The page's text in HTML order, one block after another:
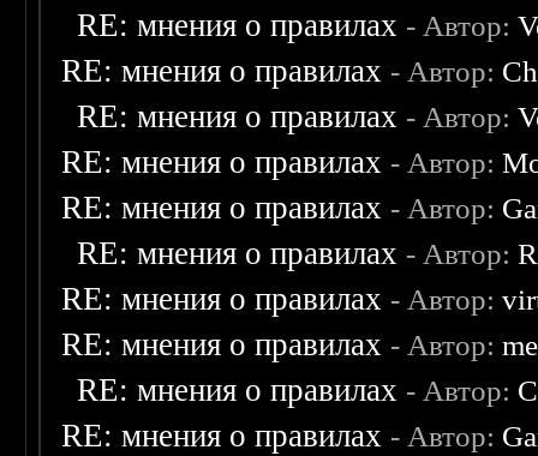
RE: мнения о правилах - Автор:
RE: мнения о правилах - Автор:
RE: мнения о правилах - Автор:
RE: мнения о правилах - Автор:
RE: мнения о правилах - Автор:
RE: мнения о правилах - Автор:
RE: мнения о правилах - Автор:
RE: мнения о правилах - Автор:
RE: мнения о правилах - Автор:
RE: мнения о правилах - Автор: